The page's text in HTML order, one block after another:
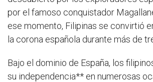
por el famoso conquistador
ese momento, Filipinas se convirtió
la corona española durante más de
Bajo el dominio de España, los
su independencia** en numerosas